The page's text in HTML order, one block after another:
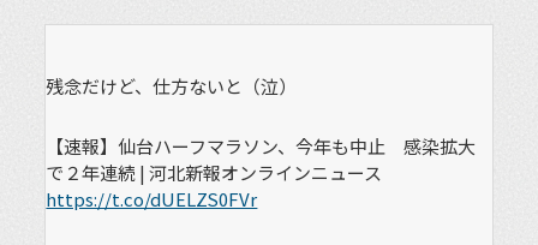
残念だけど、仕方ないと（泣）
【速報】仙台ハーフマラソン、今年も中止 感染拡大
で２年連続 | 河北新報オンラインニュース
https://t.co/dUELZS0FVr